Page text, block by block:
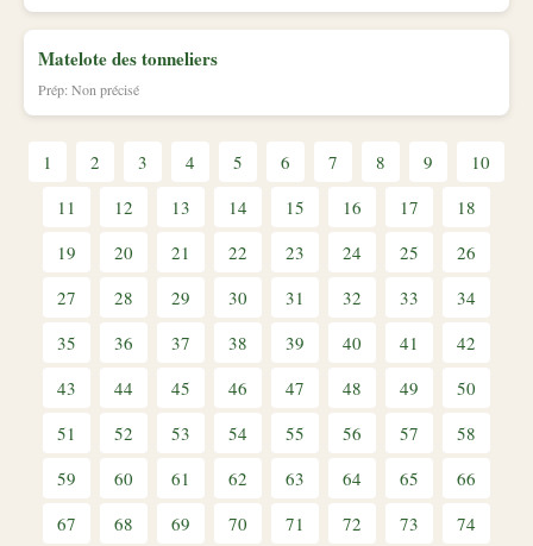
Matelote des tonneliers
Prép: Non précisé
1 2 3 4 5 6 7 8 9
10
11
12 13 14 15 16 17
18
19
20 21 22 23 24 25
26
27
28 29 30 31 32 33
34
35
36 37 38 39 40 41
42
43
44 45 46 47 48 49
50
51
52 53 54 55 56 57
58
59
60 61 62 63 64 65
66
67
68 69 70 71 72 73
74